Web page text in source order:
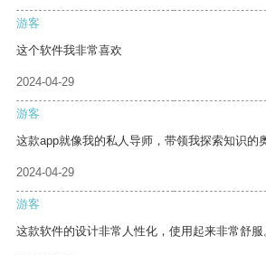
游客
这个软件我非常喜欢
2024-04-29
游客
这款app就像我的私人导师，带领我探索知识的
2024-04-29
游客
这款软件的设计非常人性化，使用起来非常舒服